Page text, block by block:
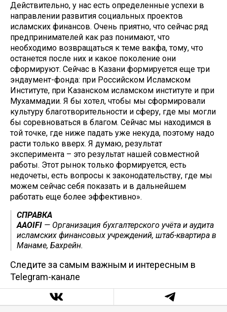
Действительно, у нас есть определенные успехи в
направлении развития социальных проектов
исламских финансов. Очень приятно, что сейчас ряд
предпринимателей как раз понимают, что
необходимо возвращаться к теме вакфа, тому, что
останется после них и какое поколение они
сформируют. Сейчас в Казани формируется еще три
эндаумент-фонда: при Российском Исламском
Институте, при Казанском исламском институте и при
Мухаммадии. Я бы хотел, чтобы мы сформировали
культуру благотворительности и сферу, где мы могли
бы соревноваться в благом. Сейчас мы находимся в
той точке, где ниже падать уже некуда, поэтому надо
расти только вверх. Я думаю, результат
эксперимента – это результат нашей совместной
работы. Этот рынок только формируется, есть
недочеты, есть вопросы к законодательству, где мы
можем сейчас себя показать и в дальнейшем
работать еще более эффективно».
СПРАВКА
AAOIFI — Организация бухгалтерского учёта и аудита
исламских финансовых учреждений, штаб-квартира в
Манаме, Бахрейн.
Следите за самым важным и интересным в
Telegram-канале